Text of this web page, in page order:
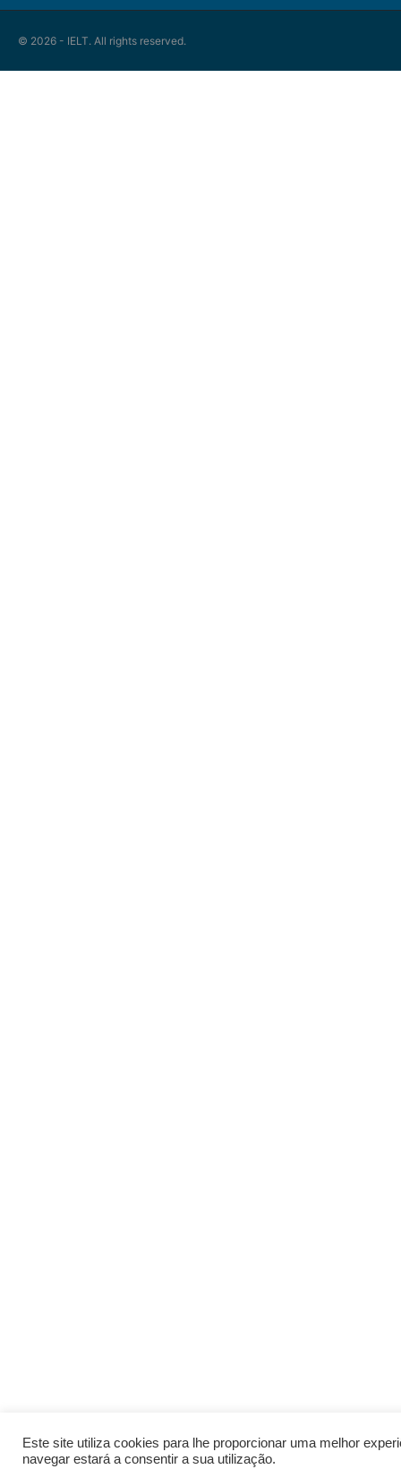
© 2026 - IELT. All rights reserved.
Este site utiliza cookies para lhe proporcionar uma melhor
navegar estará a consentir a sua utilização.